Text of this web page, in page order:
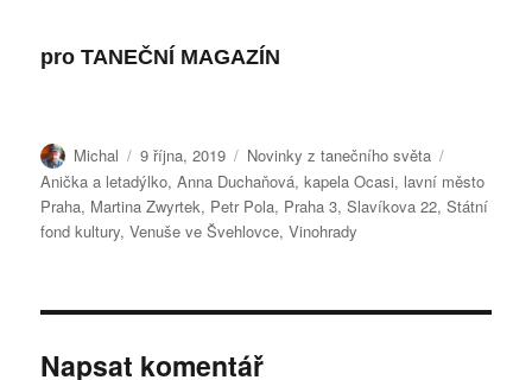
proTANEČNÍ MAGAZÍN
Autor:
Michal Publikováno:
9 října, 2019 Rubriky:
Novinky z tanečního světa
Anička a letadýlko,Anna Duchaňová,kapela Ocasi, lavní město
Praha, Martina Zwyrtek, Petr Pola, Praha 3,Slavíkova 22,Státní
fond kultury,Venuše ve Švehlovce,Vinohrady
Napsat komentář